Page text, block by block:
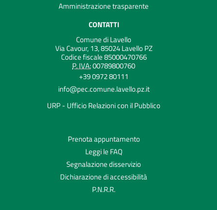
Amministrazione trasparente
CONTATTI
Comune di Lavello
Via Cavour, 13, 85024 Lavello PZ
Codice fiscale 85000470766
P. IVA:00789800760
+39 0972 80111
info@pec.comune.lavello.pz.it
URP - Ufficio Relazioni con il Pubblico
Prenota appuntamento
Leggi le FAQ
Segnalazione disservizio
Dichiarazione di accessibilità
P.N.R.R.